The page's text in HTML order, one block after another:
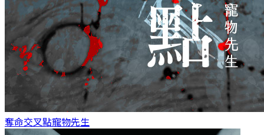
奪命交叉點寵物先生